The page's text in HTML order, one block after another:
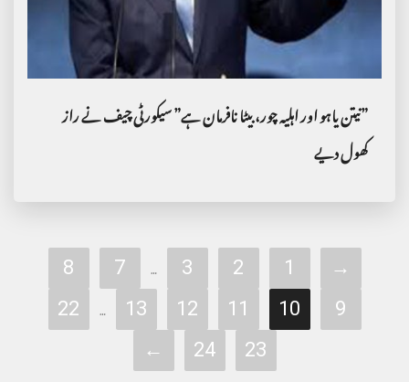
”نیتن یاہو اور اہلیہ چور، بیٹا نافرمان ہے” سیکورٹی چیف نے راز
کھول دیے
→
1
2
3
…
7
8
9
10
11
12
13
…
22
23
24
←